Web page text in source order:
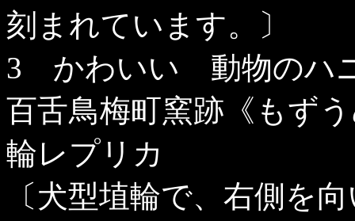
刻まれています。〕
3 かわいい 動物のハ
百舌鳥梅町窯跡《もず
輪レプリカ
〔犬型埴輪で、右側を